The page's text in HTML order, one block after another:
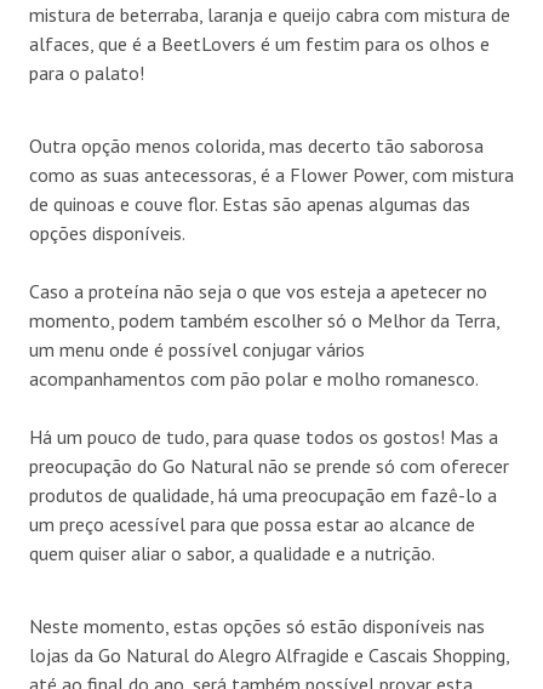
mistura de beterraba, laranja e queijo cabra com mistura de
alfaces, que é a BeetLovers é um festim para os olhos e
para o palato!
Outra opção menos colorida, mas decerto tão saborosa
como as suas antecessoras, é a Flower Power, com mistura
de quinoas e couve flor. Estas são apenas algumas das
opções disponíveis.
Caso a proteína não seja o que vos esteja a apetecer no
momento, podem também escolher só o Melhor da Terra,
um menu onde é possível conjugar vários
acompanhamentos com pão polar e molho romanesco.
Há um pouco de tudo, para quase todos os gostos! Mas a
preocupação do Go Natural não se prende só com oferecer
produtos de qualidade, há uma preocupação em fazê-lo a
um preço acessível para que possa estar ao alcance de
quem quiser aliar o sabor, a qualidade e a nutrição.
Neste momento, estas opções só estão disponíveis nas
lojas da Go Natural do Alegro Alfragide e Cascais Shopping,